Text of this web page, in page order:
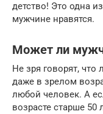
детство! Это одна
мужчине нравятся.
Может ли
Не зря говорят,
даже в зрелом
любой человек. А
возрасте старше 50